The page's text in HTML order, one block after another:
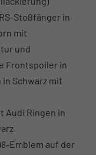
Stoßfänger in
mit
und
Frontspoiler in
Schwarz mit
Audi Ringen in
Emblem auf der